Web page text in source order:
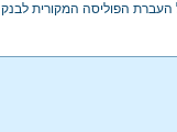
העברת הפוליסה המקורית לבנק